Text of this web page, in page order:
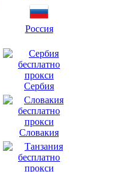
Россия
Сербия
Словакия